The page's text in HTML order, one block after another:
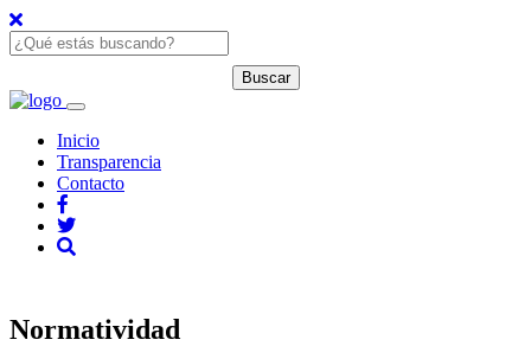
Inicio
Transparencia
Contacto
Normatividad